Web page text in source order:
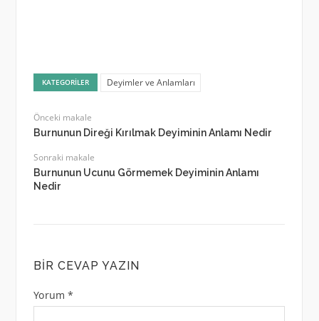
KATEGORILER Deyimler ve Anlamları
Önceki makale
Burnunun Direği Kırılmak Deyiminin Anlamı Nedir
Sonraki makale
Burnunun Ucunu Görmemek Deyiminin Anlamı
Nedir
BIR CEVAP YAZIN
Yorum *